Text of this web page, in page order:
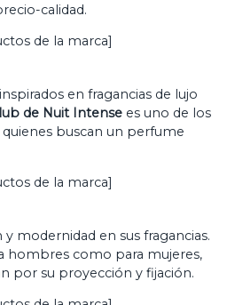
calidad.
de la marca]
en fragancias de lujo
de Nuit Intense es uno de los
quienes buscan un perfume
de la marca]
modernidad en sus fragancias.
hombres como para mujeres,
por su proyección y fijación.